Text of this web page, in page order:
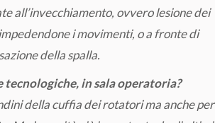
all’invecchiamento, ovvero lesione dei
i movimenti, o a fronte di
della spalla.
in sala operatoria?
della cuffia dei rotatori ma anche per